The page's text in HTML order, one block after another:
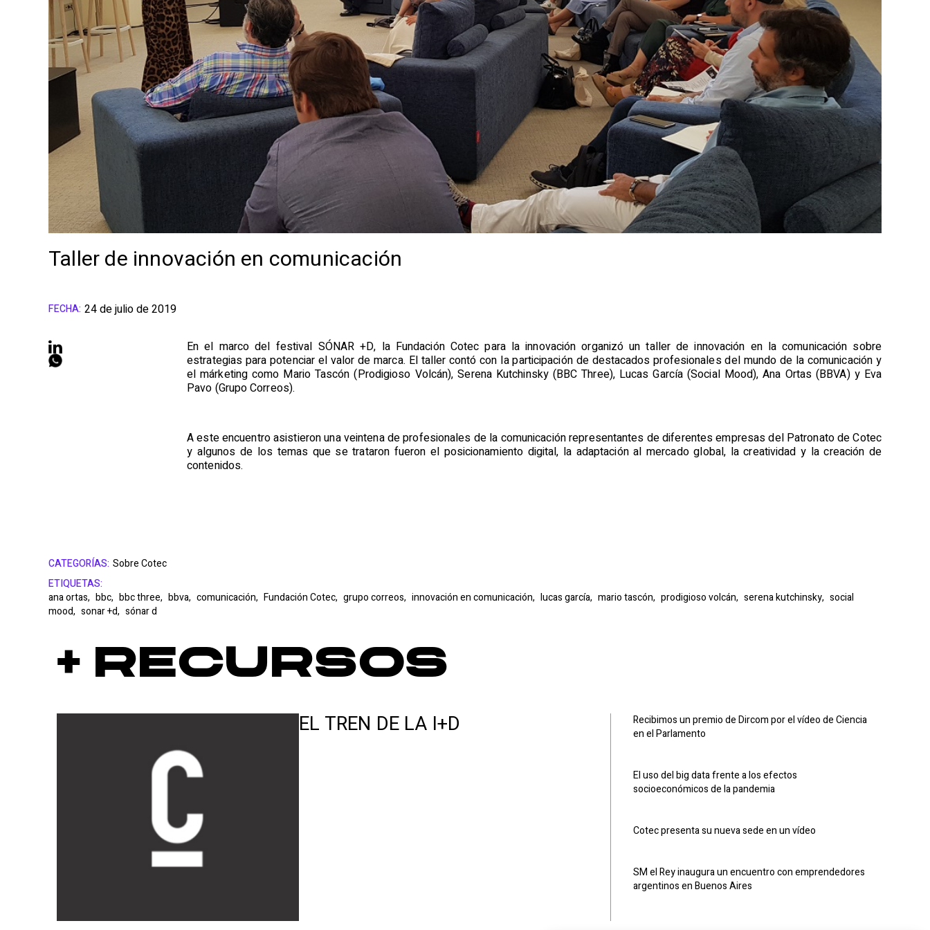
Taller de innovación en comunicación
FECHA: 24 de julio de 2019
En el marco del festival SÓNAR +D, la Fundación Cotec para la innovación organizó un taller de innovación en la comunicación sobre
estrategias para potenciar el valor de marca. El taller contó con la participación de destacados profesionales del mundo de la comunicación y
el márketing como Mario Tascón (Prodigioso Volcán), Serena Kutchinsky (BBC Three), Lucas García (Social Mood), Ana Ortas (BBVA) y Eva
Pavo (Grupo Correos).
A este encuentro asistieron una veintena de profesionales de la comunicación representantes de diferentes empresas del Patronato de Cotec
y algunos de los temas que se trataron fueron el posicionamiento digital, la adaptación al mercado global, la creatividad y la creación de
contenidos.
CATEGORÍAS: Sobre Cotec
ETIQUETAS:
ana ortas, bbc, bbc three, bbva, comunicación, Fundación Cotec, grupo correos, innovación en comunicación, lucas garcía, mario tascón, prodigioso volcán, serena kutchinsky, social
mood, sonar +d, sónar d
+ Recursos
EL TREN DE LA I+D
Recibimos un premio de Dircom por el vídeo de Ciencia
en el Parlamento
El uso del big data frente a los efectos
socioeconómicos de la pandemia
Cotec presenta su nueva sede en un vídeo
SM el Rey inaugura un encuentro con emprendedores
argentinos en Buenos Aires